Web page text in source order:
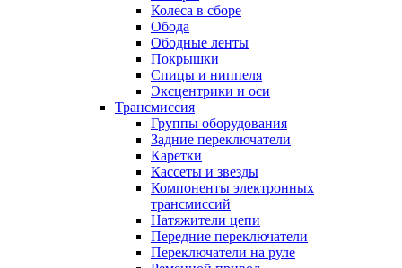
Колеса в сборе
Обода
Ободные ленты
Покрышки
Спицы и ниппеля
Эксцентрики и оси
Трансмиссия
Группы оборудования
Задние переключатели
Каретки
Кассеты и звезды
Компоненты электронных
трансмиссий
Натяжители цепи
Передние переключатели
Переключатели на руле